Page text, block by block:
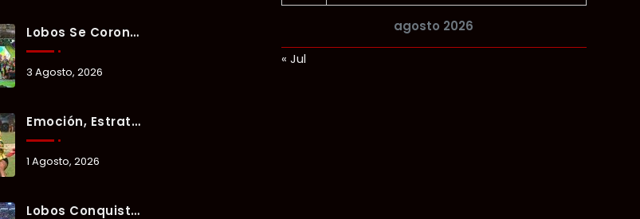
Lobos Se Corona Campeón Del Verano Xul-Há 2026 Tras Tres Días De Intensa Competencia.
3 Agosto, 2026
Emoción, Estrategia Y Trabajo En Equipo Marcan El Segundo Día Del Verano Xul-Há 2026.
1 Agosto, 2026
Lobos Conquista La Primera Competencia Del Verano Xul-Há 2026 En Una Noche Llena De Talento Y Energía.
agosto 2026
« Jul